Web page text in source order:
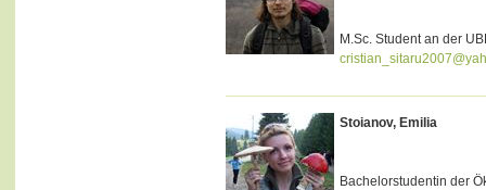
M.Sc. Student an der
Stoianov, Emilia
Bachelorstudentin der